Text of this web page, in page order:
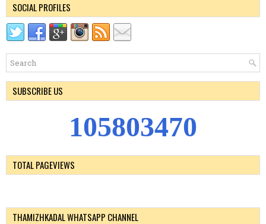
SOCIAL PROFILES
SUBSCRIBE US
105803470
TOTAL PAGEVIEWS
THAMIZHKADAL WHATSAPP CHANNEL